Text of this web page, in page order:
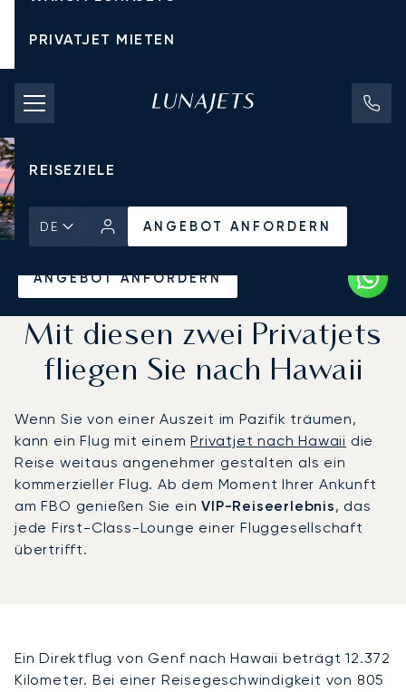
PRIVATJET MIETEN
CHARTERPREISE
PRIVATJETS
REISEZIELE
DE ANGEBOT ANFORDERN
ANGEBOT ANFORDERN
Mit diesen zwei Privatjets
fliegen Sie nach Hawaii
Wenn Sie von einer Auszeit im Pazifik träumen,
kann ein Flug mit einemPrivatjet nach Hawaii die
Reise weitaus angenehmer gestalten als ein
kommerzieller Flug. Ab dem Moment Ihrer Ankunft
am FBO genießen Sie ein VIP-Reiseerlebnis, das
jede First-Class-Lounge einer Fluggesellschaft
übertrifft.
Ein Direktflug von Genf nach Hawaii beträgt 12.372
Kilometer. Bei einer Reisegeschwindigkeit von 805